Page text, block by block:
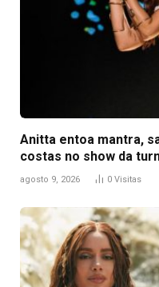
Anitta entoa mantra,
costas no show da
agosto 9, 2026 0 Visitas